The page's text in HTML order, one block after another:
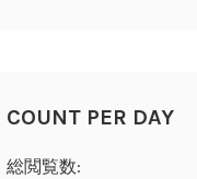
COUNT PER DAY
総閲覧数: